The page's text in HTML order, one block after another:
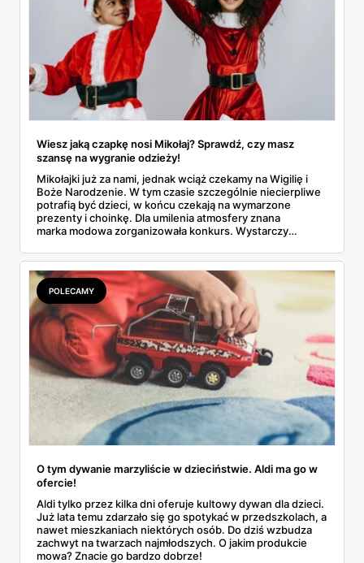
Wiesz jaką czapkę nosi Mikołaj? Sprawdź, czy masz
szansę na wygranie odzieży!
Mikołajki już za nami, jednak wciąż czekamy na Wigilię i
Boże Narodzenie. W tym czasie szczególnie niecierpliwe
potrafią być dzieci, w końcu czekają na wymarzone
prezenty i choinkę. Dla umilenia atmosfery znana
marka modowa zorganizowała konkurs. Wystarczy
każdego malucha!
POLECAMY
O tym dywanie marzyliście w dzieciństwie. Aldi ma go w
ofercie!
Aldi tylko przez kilka dni oferuje kultowy dywan dla dzieci.
Już lata temu zdarzało się go spotykać w przedszkolach, a
nawet mieszkaniach niektórych osób. Do dziś wzbudza
zachwyt na twarzach najmłodszych. O jakim produkcie
mowa? Znacie go bardzo dobrze!